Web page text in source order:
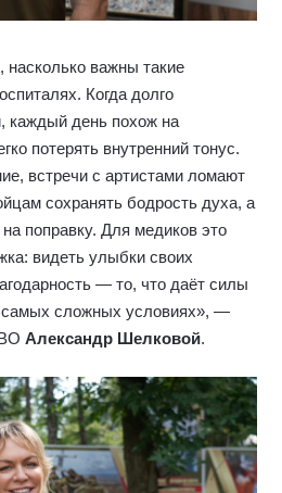
важны такие
Когда долго
каждый день похож на
потерять внутренний тонус.
встречи с артистами ломают
сохранять бодрость духа, а
поправку. Для медиков это
видеть улыбки своих
— то, что даёт силы
самых сложных условиях», —
Александр Шелковой.